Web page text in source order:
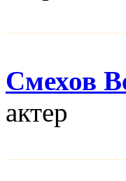
Смехов
актер